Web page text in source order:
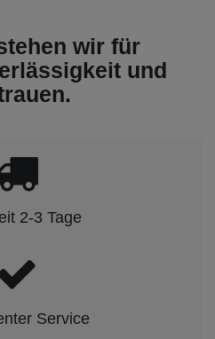
wir für
und
2-3 Tage
Service